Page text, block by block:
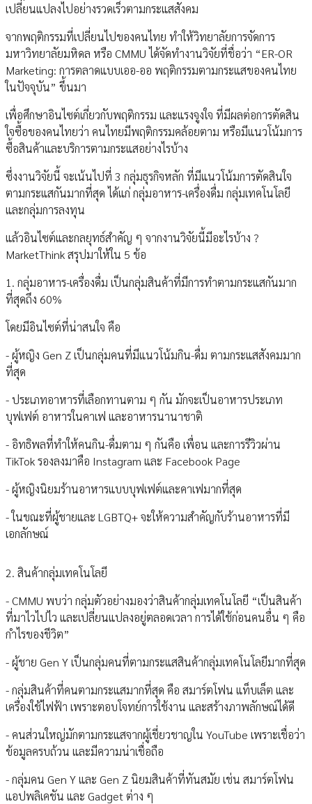
เปลี่ยนแปลงไปอย่างรวดเร็วตามกระแสสังคม
จากพฤติกรรมที่เปลี่ยนไปของคนไทย ทำให้วิทยาลัยการจัดการ
มหาวิทยาลัยมหิดล หรือ CMMU ได้จัดทำงานวิจัยที่ชื่อว่า “ER-OR
Marketing: การตลาดแบบเออ-ออ พฤติกรรมตามกระแสของคนไทย
ในปัจจุบัน” ขึ้นมา
เพื่อศึกษาอินไซต์เกี่ยวกับพฤติกรรม และแรงจูงใจ ที่มีผลต่อการตัดสิน
ใจซื้อของคนไทยว่า คนไทยมีพฤติกรรมคล้อยตาม หรือมีแนวโน้มการ
ซื้อสินค้าและบริการตามกระแสอย่างไรบ้าง
ซึ่งงานวิจัยนี้ จะเน้นไปที่ 3 กลุ่มธุรกิจหลัก ที่มีแนวโน้มการตัดสินใจ
ตามกระแสกันมากที่สุด ได้แก่ กลุ่มอาหาร-เครื่องดื่ม กลุ่มเทคโนโลยี
และกลุ่มการลงทุน
แล้วอินไซต์และกลยุทธ์สำคัญ ๆ จากงานวิจัยนี้มีอะไรบ้าง ?
MarketThink สรุปมาให้ใน 5 ข้อ
1. กลุ่มอาหาร-เครื่องดื่ม เป็นกลุ่มสินค้าที่มีการทำตามกระแสกันมาก
ที่สุดถึง 60%
โดยมีอินไซต์ที่น่าสนใจ คือ
- ผู้หญิง Gen Z เป็นกลุ่มคนที่มีแนวโน้มกิน-ดื่ม ตามกระแสสังคมมาก
ที่สุด
- ประเภทอาหารที่เลือกทานตาม ๆ กัน มักจะเป็นอาหารประเภท
บุฟเฟต์ อาหารในคาเฟ และอาหารนานาชาติ
- อิทธิพลที่ทำให้คนกิน-ดื่มตาม ๆ กันคือ เพื่อน และการรีวิวผ่าน
TikTok รองลงมาคือ Instagram และ Facebook Page
- ผู้หญิงนิยมร้านอาหารแบบบุฟเฟต์และคาเฟมากที่สุด
- ในขณะที่ผู้ชายและ LGBTQ+ จะให้ความสำคัญกับร้านอาหารที่มี
เอกลักษณ์
2. สินค้ากลุ่มเทคโนโลยี
- CMMU พบว่า กลุ่มตัวอย่างมองว่าสินค้ากลุ่มเทคโนโลยี “เป็นสินค้า
ที่มาไวไปไว และเปลี่ยนแปลงอยู่ตลอดเวลา การได้ใช้ก่อนคนอื่น ๆ คือ
กำไรของชีวิต”
- ผู้ชาย Gen Y เป็นกลุ่มคนที่ตามกระแสสินค้ากลุ่มเทคโนโลยีมากที่สุด
- กลุ่มสินค้าที่คนตามกระแสมากที่สุด คือ สมาร์ตโฟน แท็บเล็ต และ
เครื่องใช้ไฟฟ้า เพราะตอบโจทย์การใช้งาน และสร้างภาพลักษณ์ได้ดี
- คนส่วนใหญ่มักตามกระแสจากผู้เชี่ยวชาญใน YouTube เพราะเชื่อว่า
ข้อมูลครบถ้วน และมีความน่าเชื่อถือ
- กลุ่มคน Gen Y และ Gen Z นิยมสินค้าที่ทันสมัย เช่น สมาร์ตโฟน
แอปพลิเคชัน และ Gadget ต่าง ๆ